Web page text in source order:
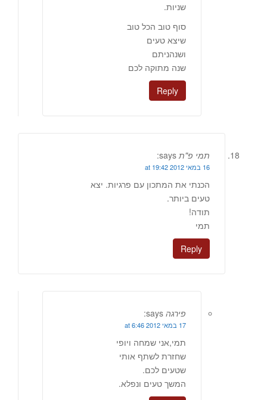
שניות.
סוף טוב הכל טוב
שיצא טעים
ושנהניתם
שנה מתוקה לכם
Reply
תמי פ"ת says:
16 במאי 2012 at 19:42
הכנתי את המתכון עם פרגיות. יצא
טעים ביותר.
תודה!
תמי
Reply
פירגה says:
17 במאי 2012 at 6:46
תמי,אני שמחה ויופי
שחזרת לשתף אותי
שטעים לכם.
המשך טעים ונפלא.